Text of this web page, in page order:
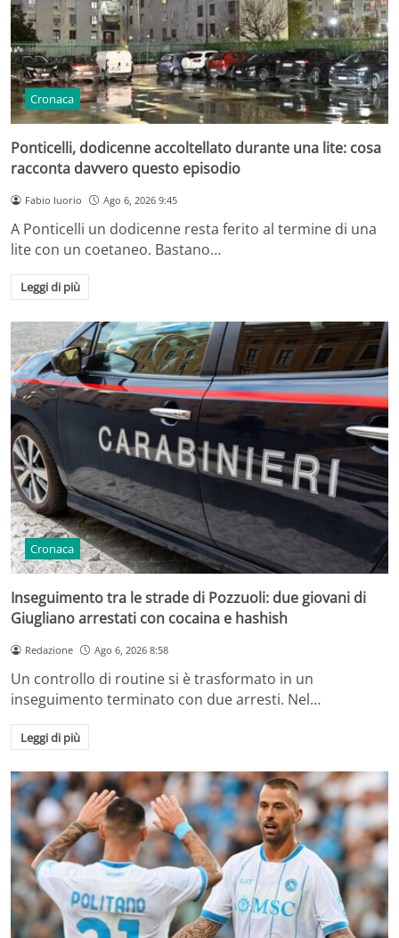
Cronaca
Ponticelli, dodicenne accoltellato durante una lite: cosa
racconta davvero questo episodio
Fabio Iuorio Ago 6, 2026 9:45
A Ponticelli un dodicenne resta ferito al termine di una
lite con un coetaneo. Bastano…
Leggi di più
Cronaca
Inseguimento tra le strade di Pozzuoli: due giovani di
Giugliano arrestati con cocaina e hashish
Redazione Ago 6, 2026 8:58
Un controllo di routine si è trasformato in un
inseguimento terminato con due arresti. Nel…
Leggi di più